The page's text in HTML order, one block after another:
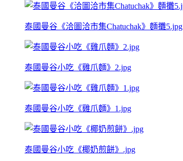
泰國曼谷《洽圖洽市集Chatuchak》麵攤5.jpg
泰國曼谷小吃《雞爪麵》2.jpg
泰國曼谷小吃《雞爪麵》1.jpg
泰國曼谷小吃《椰奶煎餅》.jpg